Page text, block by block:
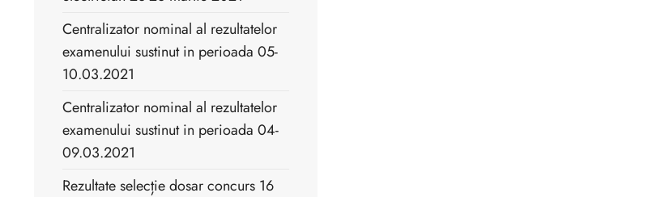
Centralizator nominal al rezultatelor
examenului sustinut in perioada 05-
10.03.2021
Centralizator nominal al rezultatelor
examenului sustinut in perioada 04-
09.03.2021
Rezultate selecție dosar concurs 16